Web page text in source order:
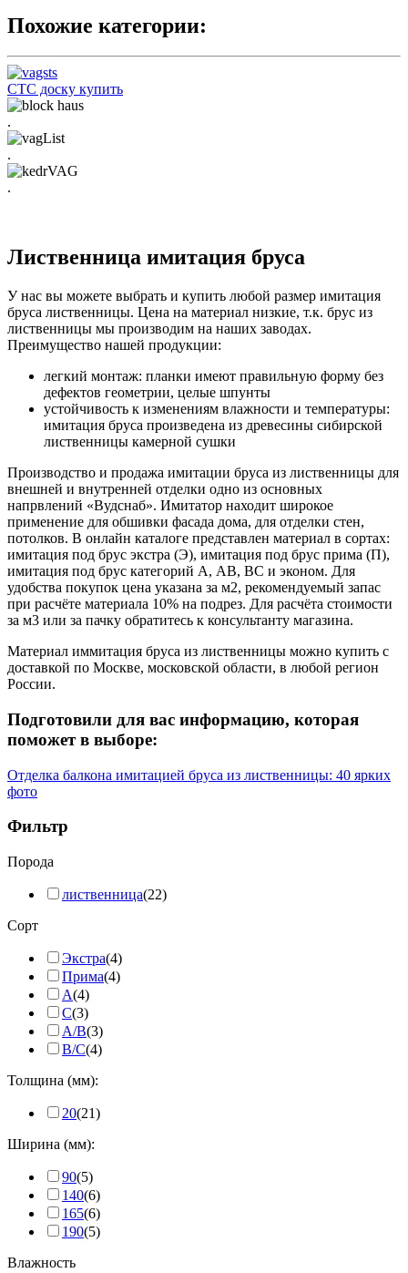
Похожие категории:
СТС доску купить
.
.
.
Лиственница имитация бруса
У нас вы можете выбрать и купить любой размер имитация
бруса лиственницы. Цена на материал низкие, т.к. брус из
лиственницы мы производим на наших заводах.
Преимущество нашей продукции:
легкий монтаж: планки имеют правильную форму без
дефектов геометрии, целые шпунты
устойчивость к изменениям влажности и температуры:
имитация бруса произведена из древесины сибирской
лиственницы камерной сушки
Производство и продажа имитации бруса из лиственницы для
внешней и внутренней отделки одно из основных
напрвлений «Вудснаб». Имитатор находит широкое
применение для обшивки фасада дома, для отделки стен,
потолков. В онлайн каталоге представлен материал в сортах:
имитация под брус экстра (Э), имитация под брус прима (П),
имитация под брус категорий А, АВ, ВС и эконом. Для
удобства покупок цена указана за м2, рекомендуемый запас
при расчёте материала 10% на подрез. Для расчёта стоимости
за м3 или за пачку обратитесь к консультанту магазина.
Материал иммитация бруса из лиственницы можно купить с
доставкой по Москве, московской области, в любой регион
России.
Подготовили для вас информацию, которая
поможет в выборе:
Отделка балкона имитацией бруса из лиственницы: 40 ярких
фото
Фильтр
Порода
лиственница(22)
Сорт
Экстра(4)
Прима(4)
А(4)
C(3)
A/B(3)
B/C(4)
Толщина (мм):
20(21)
Ширина (мм):
90(5)
140(6)
165(6)
190(5)
Влажность